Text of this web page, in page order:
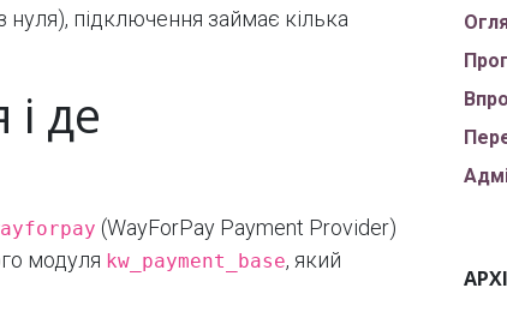
підключення займає кілька
де
(WayForPay Payment Provider)
модуля kw_payment_base, який